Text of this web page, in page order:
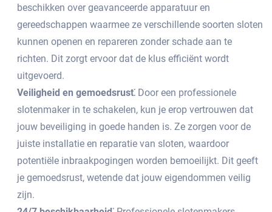
beschikken over geavanceerde apparatuur en
gereedschappen waarmee ze verschillende soorten sloten
kunnen openen en repareren zonder schade aan te
richten.​ Dit zorgt ervoor dat de klus efficiënt wordt
uitgevoerd.​
Veiligheid en gemoedsrust⁚ Door een professionele
slotenmaker in te schakelen, kun je erop vertrouwen dat
jouw beveiliging in goede handen is.​ Ze zorgen voor de
juiste installatie en reparatie van sloten, waardoor
potentiële inbraakpogingen worden bemoeilijkt.​ Dit geeft
je gemoedsrust, wetende dat jouw eigendommen veilig
zijn.​